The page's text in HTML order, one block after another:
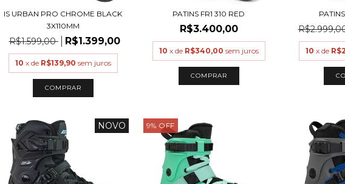
IS URBAN PRO CHROME BLACK
3X110MM
R$1.599,00 R$1.399,00
10 x de R$139,90 sem juros
COMPRAR
PATINS FR1 310 RED
R$3.400,00
10 x de R$340,00 sem juros
COMPRAR
10 x de
NOVO 9% OFF